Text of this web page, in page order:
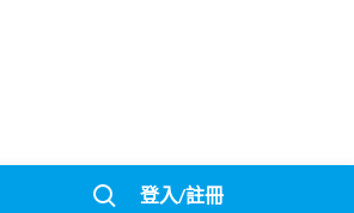
登入/註冊